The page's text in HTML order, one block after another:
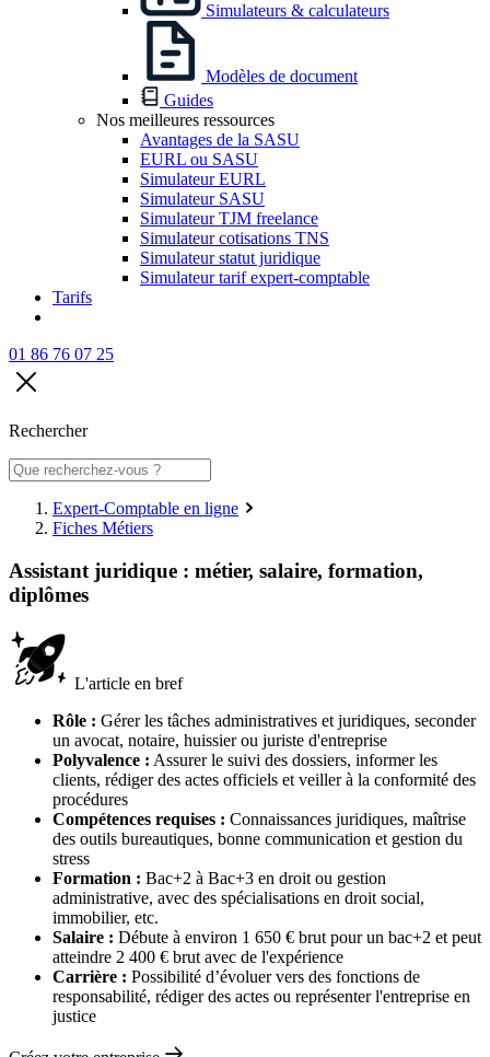
Simulateurs & calculateurs
Modèles de document
Guides
Nos meilleures ressources
Avantages de la SASU
EURL ou SASU
Simulateur EURL
Simulateur SASU
Simulateur TJM freelance
Simulateur cotisations TNS
Simulateur statut juridique
Simulateur tarif expert-comptable
Tarifs
01 86 76 07 25
Rechercher
Expert-Comptable en ligne
Fiches Métiers
Assistant juridique : métier, salaire, formation,
diplômes
L'article en bref
Rôle : Gérer les tâches administratives et juridiques, seconder
un avocat, notaire, huissier ou juriste d'entreprise
Polyvalence : Assurer le suivi des dossiers, informer les
clients, rédiger des actes officiels et veiller à la conformité des
procédures
Compétences requises : Connaissances juridiques, maîtrise
des outils bureautiques, bonne communication et gestion du
stress
Formation : Bac+2 à Bac+3 en droit ou gestion
administrative, avec des spécialisations en droit social,
immobilier, etc.
Salaire : Débute à environ 1 650 € brut pour un bac+2 et peut
atteindre 2 400 € brut avec de l'expérience
Carrière : Possibilité d’évoluer vers des fonctions de
responsabilité, rédiger des actes ou représenter l'entreprise en
justice